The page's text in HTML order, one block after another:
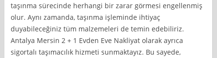
taşınma sürecinde herhangi bir zarar görmesi engellenmiş
olur. Aynı zamanda, taşınma işleminde ihtiyaç
duyabileceğiniz tüm malzemeleri de temin edebiliriz.
Antalya Mersin 2 + 1 Evden Eve Nakliyat olarak ayrıca
sigortalı taşımacılık hizmeti sunmaktayız. Bu sayede,